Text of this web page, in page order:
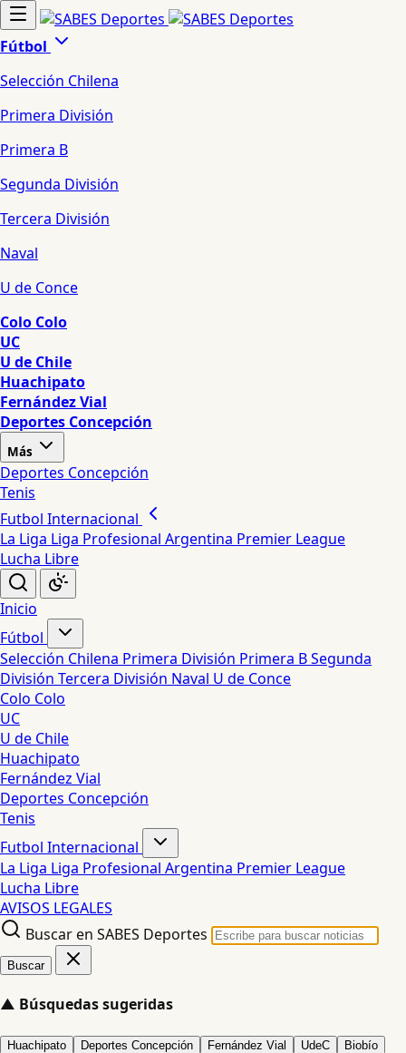
Fútbol
Selección Chilena
Primera División
Primera B
Segunda División
Tercera División
Naval
U de Conce
Colo Colo
UC
U de Chile
Huachipato
Fernández Vial
Deportes Concepción
Más
Deportes Concepción
Tenis
Futbol Internacional
La Liga Liga Profesional Argentina Premier League
Lucha Libre
Inicio
Fútbol
Selección Chilena Primera División Primera BSegunda
División Tercera División Naval U de Conce
Colo Colo
UC
U de Chile
Huachipato
Fernández Vial
Deportes Concepción
Tenis
Futbol Internacional
La Liga Liga Profesional Argentina Premier League
Lucha Libre
AVISOS LEGALES
Buscar en SABES Deportes
Buscar
▲ Búsquedas sugeridas
Huachipato Deportes Concepción Fernández Vial UdeC Biobío